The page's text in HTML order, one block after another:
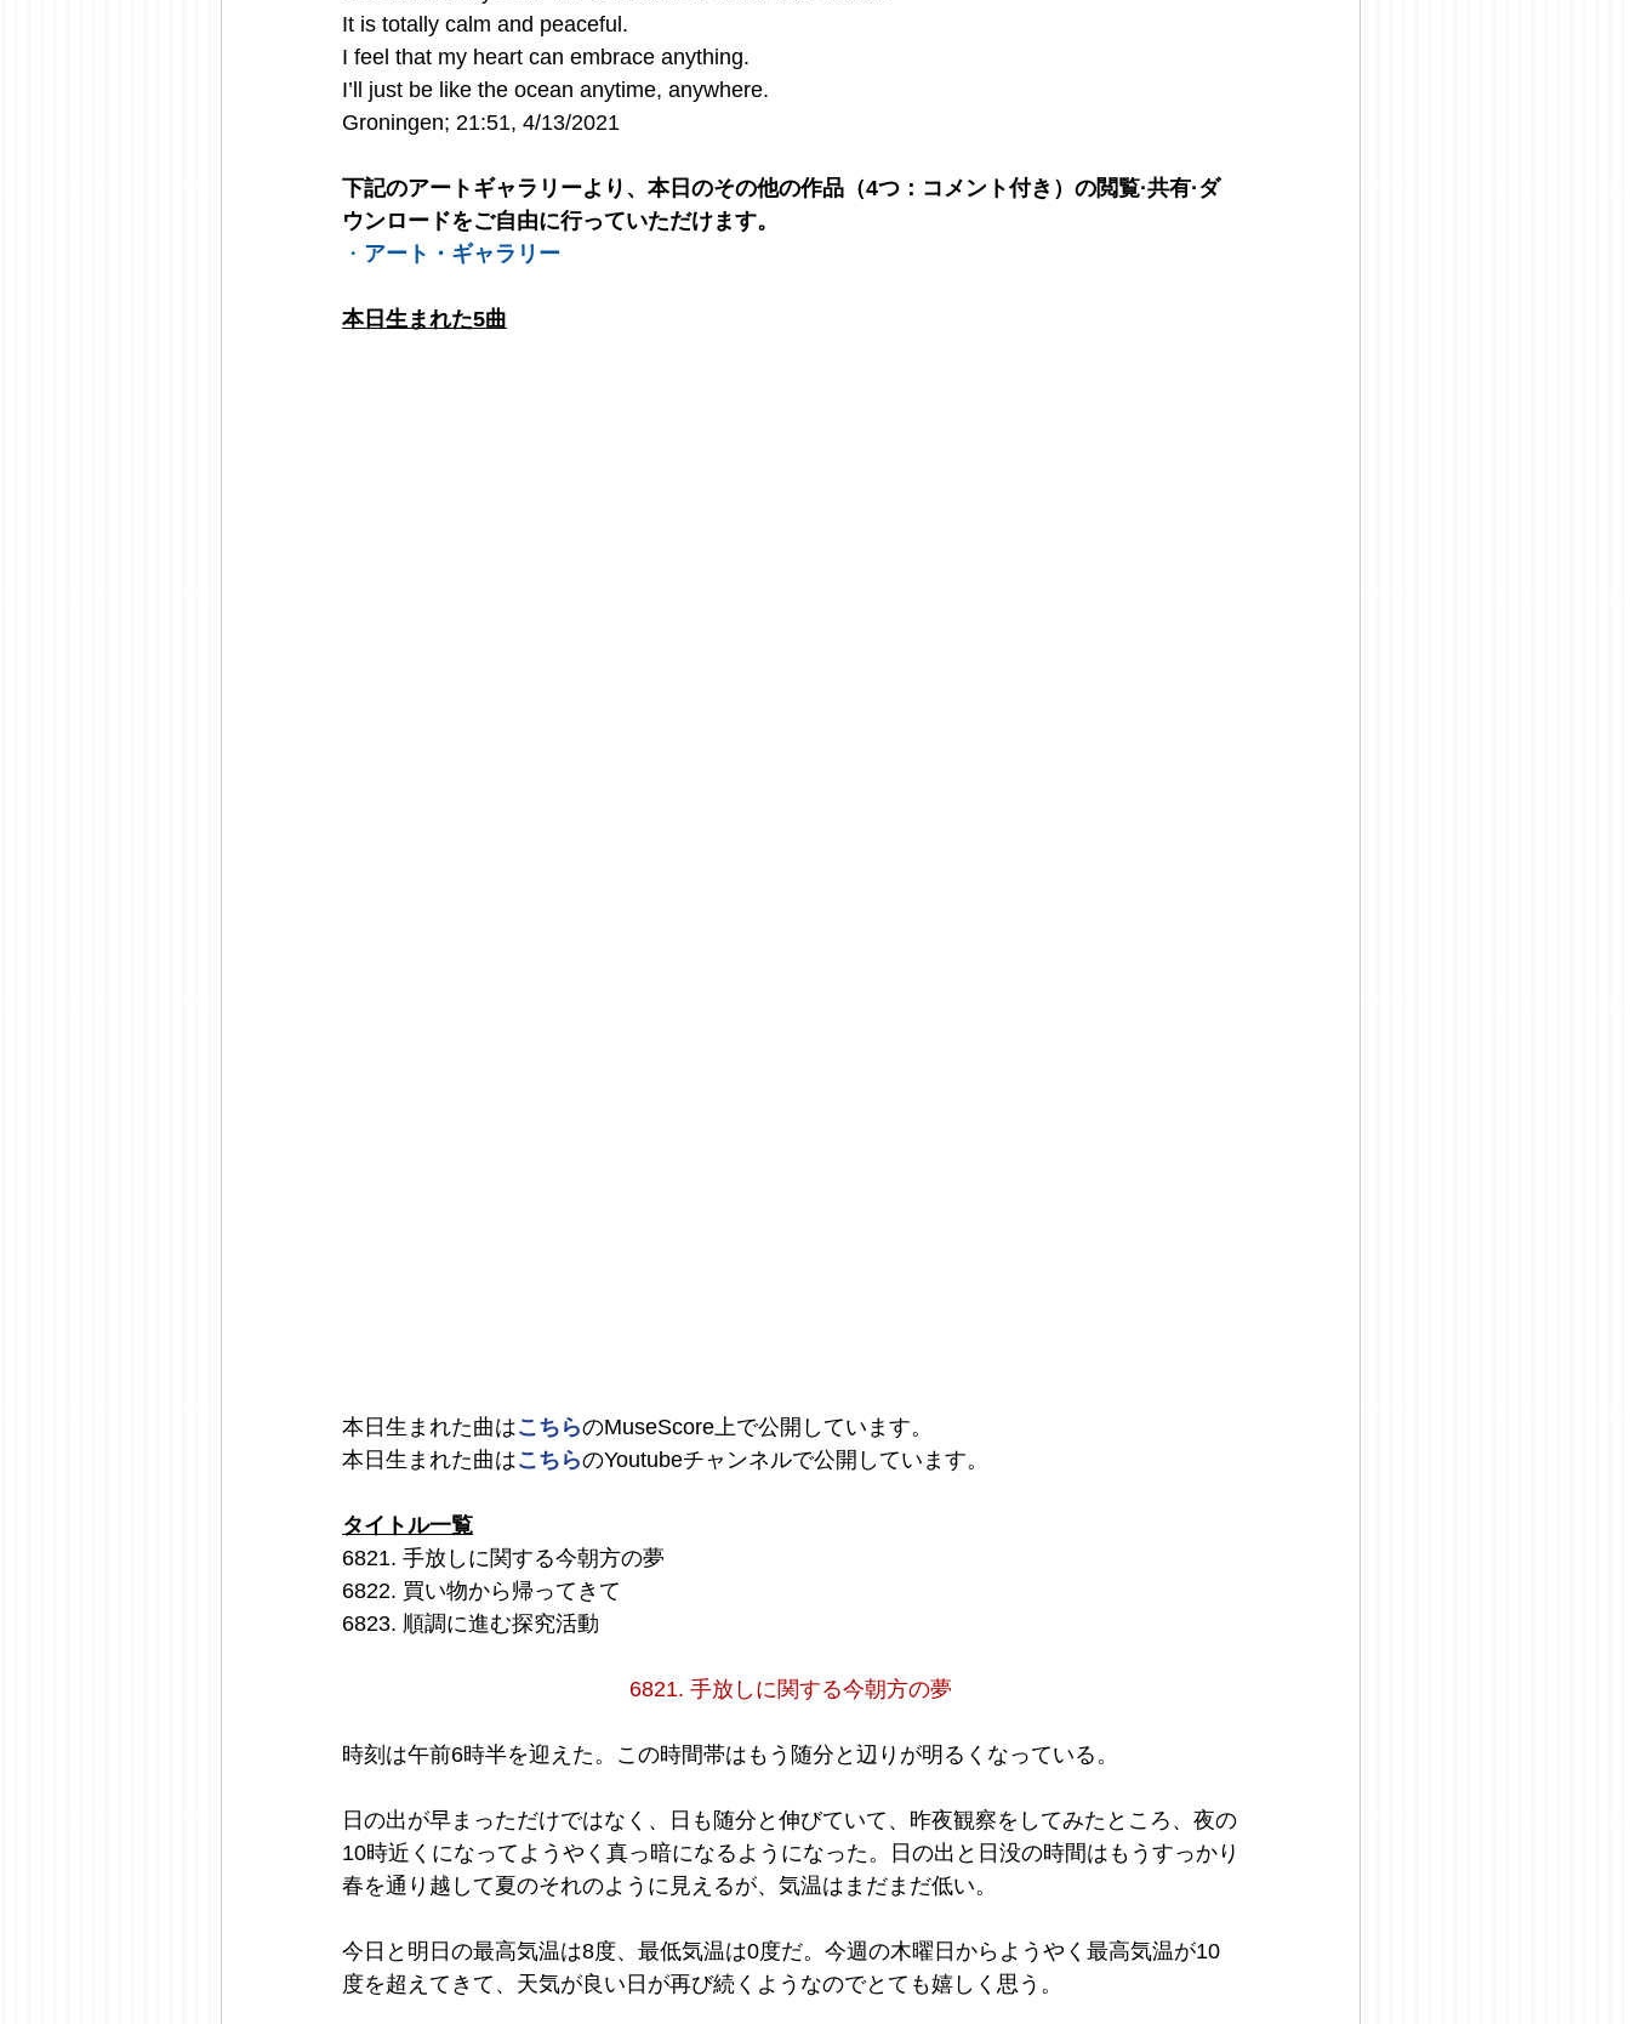
It is totally calm and peaceful.
I feel that my heart can embrace anything.
I’ll just be like the ocean anytime, anywhere.
Groningen; 21:51, 4/13/2021
下記のアートギャラリーより、本日のその他の作品（4つ：コメント付き）の閲覧·共有·ダ
ウンロードをご自由に行っていただけます。
・ アート・ギャラリー
本日生まれた5曲
本日生まれた曲はこちらのMuseScore上で公開しています。
本日生まれた曲はこちらのYoutubeチャンネルで公開しています。
タイトル一覧
6821. 手放しに関する今朝方の夢
6822. 買い物から帰ってきて
6823. 順調に進む探究活動
6821. 手放しに関する今朝方の夢
時刻は午前6時半を迎えた。この時間帯はもう随分と辺りが明るくなっている。
日の出が早まっただけではなく、日も随分と伸びていて、昨夜観察をしてみたところ、夜の
10時近くになってようやく真っ暗になるようになった。日の出と日没の時間はもうすっかり
春を通り越して夏のそれのように見えるが、気温はまだまだ低い。
今日と明日の最高気温は8度、最低気温は0度だ。今週の木曜日からようやく最高気温が10
度を超えてきて、天気が良い日が再び続くようなのでとても嬉しく思う。